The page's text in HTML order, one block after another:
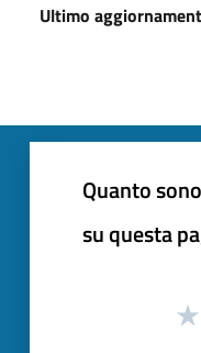
Ultimo
Quanto
su questa